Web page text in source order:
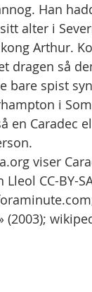
Han
alter i
Arthur.
dragen så
bare spist
i
en Caradec
viser
CC-BY-
(2003);